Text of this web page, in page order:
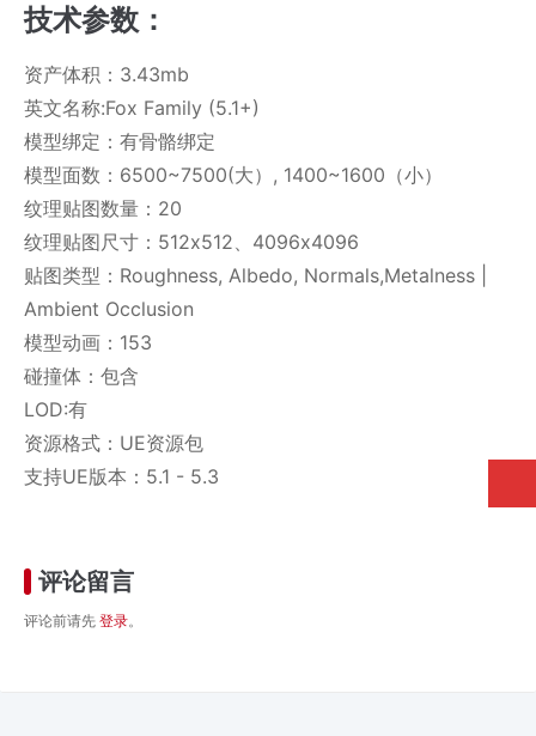
技术参数：
资产体积：3.43mb
英文名称:Fox Family (5.1+)
模型绑定：有骨骼绑定
模型面数：6500~7500(大）, 1400~1600（小）
纹理贴图数量：20
纹理贴图尺寸：512x512、4096x4096
贴图类型：Roughness, Albedo, Normals,Metalness |
Ambient Occlusion
模型动画：153
碰撞体：包含
LOD:有
资源格式：UE资源包
支持UE版本：5.1 - 5.3
评论留言
评论前请先 登录。